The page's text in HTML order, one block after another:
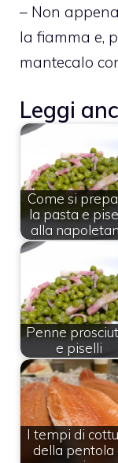
– Non
la fiamma e,
mantecalo
Leggi
Come si
la pasta e
alla
Penne
e piselli
I tempi di
della pentola